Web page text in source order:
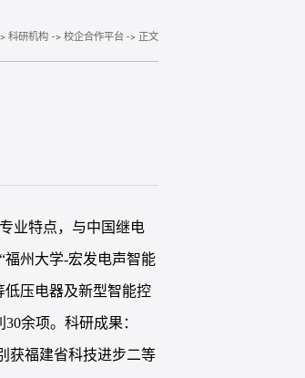
科研机构 -> 校企合作平台 -> 正文
业特点，与中国继电
福州大学-宏发电声智能
低压电器及新型智能控
余项。科研成果：
获福建省科技进步二等